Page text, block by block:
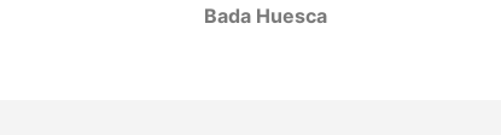
Bada Huesca